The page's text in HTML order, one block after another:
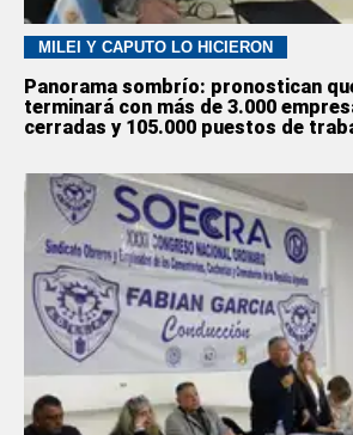
MILEI Y CAPUTO LO HICIERON
Panorama sombrío: pronostican
terminará con más de 3.000
cerradas y 105.000 puestos de